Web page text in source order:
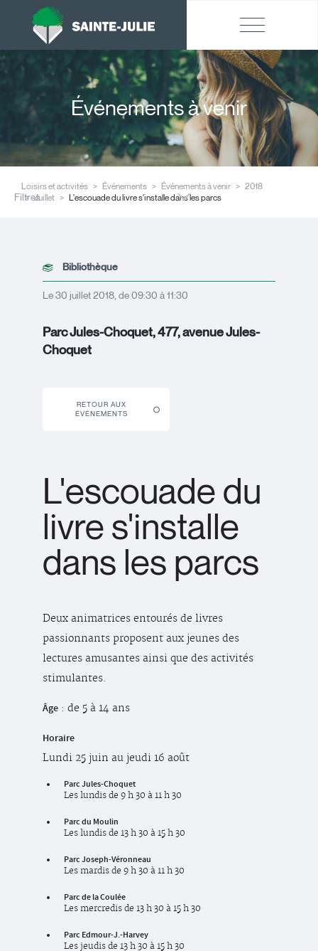
Événements à venir
Loisirs et activités Événements Événements à venir
2018
Juillet
L'escouade du livre s'installe dans les parcs
Filtres
Bibliothèque
Le 30 juillet 2018, de 09:30 à 11:30
Parc Jules-Choquet, 477, avenue Jules-
Choquet
RETOUR AUX
ÉVÉNEMENTS
L'escouade du
livre s'installe
dans les parcs
Deux animatrices entourés de livres
passionnants proposent aux jeunes des
lectures amusantes ainsi que des activités
stimulantes.
Âge : de 5 à 14 ans
Horaire
Lundi 25 juin au jeudi 16 août
Parc Jules-Choquet
Les lundis de 9 h 30 à 11 h 30
Parc du Moulin
Les lundis de 13 h 30 à 15 h 30
Parc Joseph-Véronneau
Les mardis de 9 h 30 à 11 h 30
Parc de la Coulée
Les mercredis de 13 h 30 à 15 h 30
Parc Edmour-J.-Harvey
Les jeudis de 13 h 30 à 15 h 30